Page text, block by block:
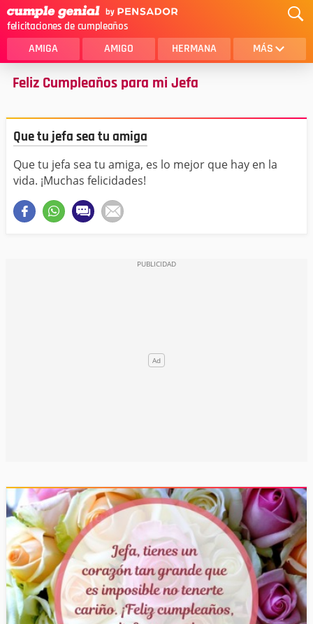
felicitaciones de cumpleaños
AMIGA AMIGO HERMANA MÁS
MAMA
SOBRINA
HERMANO
HIJO
PAPA
Feliz Cumpleaños para mi Jefa
Que tu jefa sea tu amiga
Que tu jefa sea tu amiga, es lo mejor que hay en la
vida. ¡Muchas felicidades!